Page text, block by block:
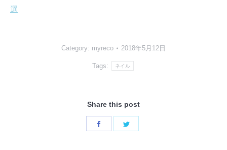
選
Category: myreco 2018年5月12日
Tags: ネイル
Share this post
Share